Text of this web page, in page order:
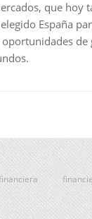
que hoy
España
de